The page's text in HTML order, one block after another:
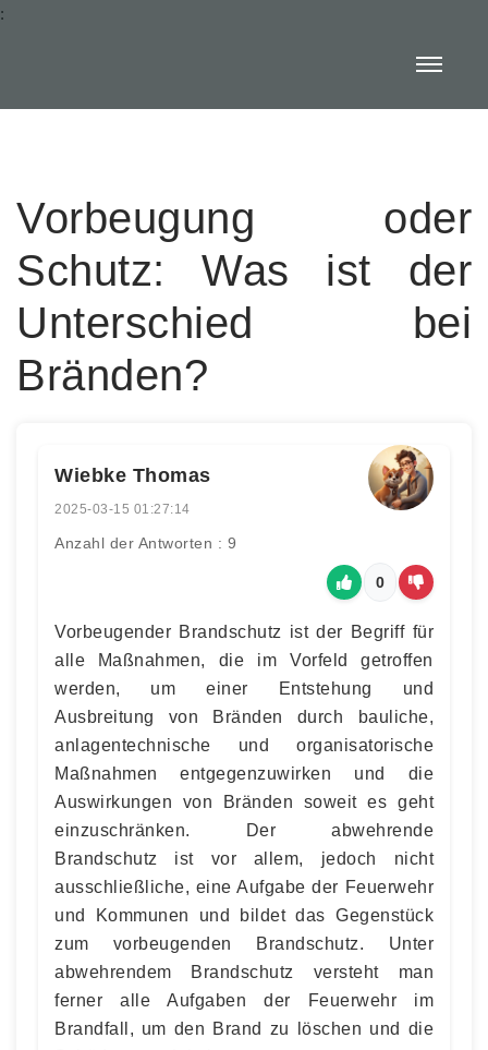
:
Vorbeugung oder
Schutz: Was ist der
Unterschied bei
Bränden?
Wiebke Thomas
2025-03-15 01:27:14
Anzahl der Antworten : 9
0
Vorbeugender Brandschutz ist der Begriff für
alle Maßnahmen, die im Vorfeld getroffen
werden, um einer Entstehung und
Ausbreitung von Bränden durch bauliche,
anlagentechnische und organisatorische
Maßnahmen entgegenzuwirken und die
Auswirkungen von Bränden soweit es geht
einzuschränken. Der abwehrende
Brandschutz ist vor allem, jedoch nicht
ausschließliche, eine Aufgabe der Feuerwehr
und Kommunen und bildet das Gegenstück
zum vorbeugenden Brandschutz. Unter
abwehrendem Brandschutz versteht man
ferner alle Aufgaben der Feuerwehr im
Brandfall, um den Brand zu löschen und die